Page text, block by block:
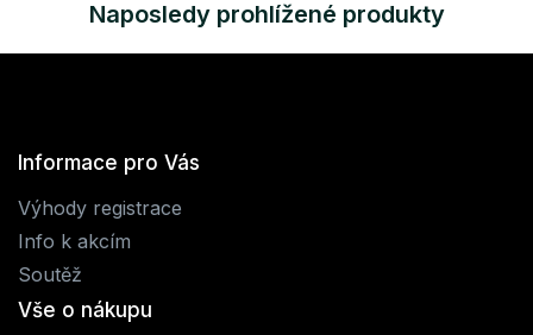
Naposledy prohlížené produkty
Informace pro Vás
Výhody registrace
Info k akcím
Soutěž
Vše o nákupu